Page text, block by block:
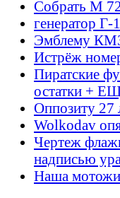
Собрать М
генератор Г-
Эмблему
Истрёж
Пиратские
остатки +
Оппозиту 27
Wolkodav
Чертеж
надписью
Наша